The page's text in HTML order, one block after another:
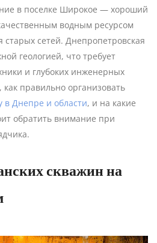
в поселке Широкое — хороший
водным ресурсом
старых сетей. Днепропетровская
геологией, что требует
и глубоких инженерных
правильно организовать
в Днепре и области, и на какие
обратить внимание при
скважин на